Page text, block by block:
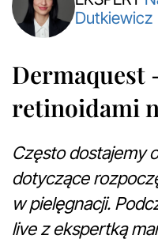
Spersonalizowane Próbki
Do wielu zamówień
kosmetyków,
odkrywanie nowych
pielęgnacji w
Ciebie i Twoją skórę.
Aktualizacja Regulaminów
Zmiany obowiązują od
Korzystanie ze Sklepu
terminie oznacza
przeczytaj więcej
Dutkiewicz
Dermaquest
retinoidami
Często dostajemy
dotyczące
w pielęgnacji.
live z ekspertką